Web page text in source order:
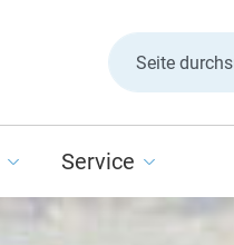
Service